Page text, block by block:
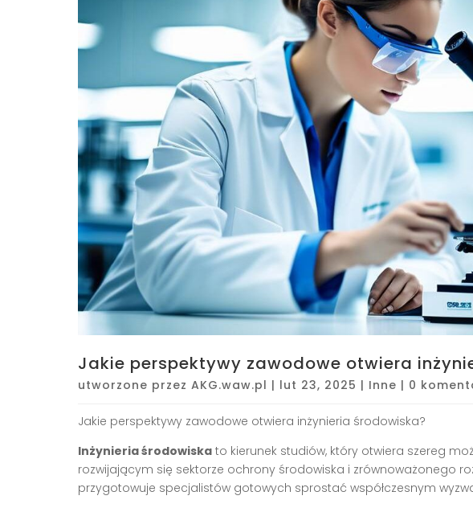
Jakie perspektywy zawodowe otwiera
utworzone przez AKG.waw.pl | lut 23, 2025 | Inne | 0
Jakie perspektywy zawodowe otwiera inżynieria środowiska?
Inżynieria środowiska to kierunek studiów, który otwiera szereg
rozwijającym się sektorze ochrony środowiska i zrównoważonego
przygotowuje specjalistów gotowych sprostać współczesnym